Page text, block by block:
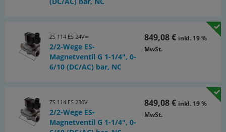
ZS 114 ES 24V=
2/2-Wege ES-
Magnetventil G 1-1/4", 0-
6/10 (DC/AC) bar, NC
849,08 € inkl. 19 %
MwSt.
ZS 114 ES 230V
2/2-Wege ES-
Magnetventil G 1-1/4", 0-
849,08 € inkl. 19 %
MwSt.